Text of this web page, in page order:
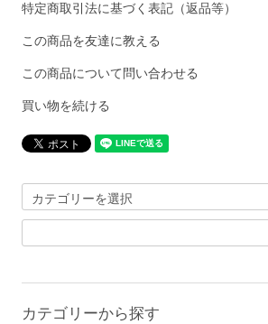
特定商取引法に基づく表記（返品等）
この商品を友達に教える
この商品について問い合わせる
買い物を続ける
カテゴリーから探す